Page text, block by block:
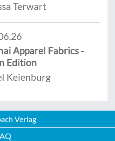
Terwart
Apparel Fabrics -
Edition
Keienburg
Verlag